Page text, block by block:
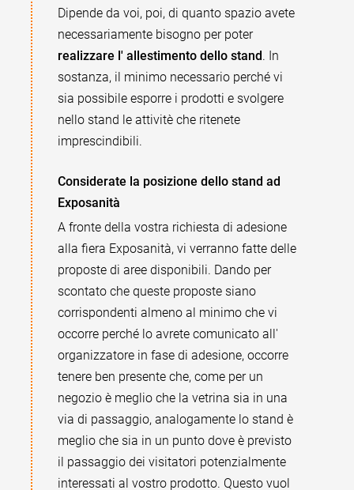
Dipende da voi, poi, di quanto spazio avete
necessariamente bisogno per poter
realizzare l' allestimento dello stand. In
sostanza, il minimo necessario perché vi
sia possibile esporre i prodotti e svolgere
nello stand le attivitè che ritenete
imprescindibili.
Considerate la posizione dello stand ad
Exposanità
A fronte della vostra richiesta di adesione
alla fiera Exposanità, vi verranno fatte delle
proposte di aree disponibili. Dando per
scontato che queste proposte siano
corrispondenti almeno al minimo che vi
occorre perché lo avrete comunicato all'
organizzatore in fase di adesione, occorre
tenere ben presente che, come per un
negozio è meglio che la vetrina sia in una
via di passaggio, analogamente lo stand è
meglio che sia in un punto dove è previsto
il passaggio dei visitatori potenzialmente
interessati al vostro prodotto. Questo vuol